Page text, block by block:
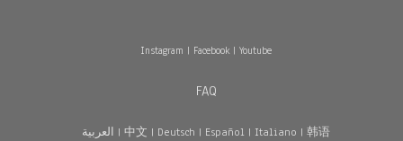
Instagram | Facebook| Youtube
FAQ
العربية | 中文 | Deutsch | Español | Italiano | 韩语